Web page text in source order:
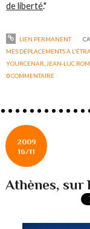
de liberté."
LIEN PERMANENT
MES DÉPLACEMENTS À
YOURCENAR JEAN-LUC
0COMMENTAIRE
2009
16/11
Athènes, sur